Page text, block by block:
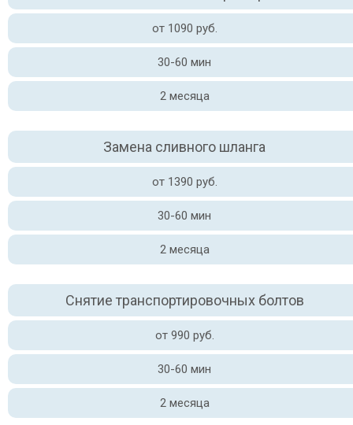
от 1090 руб.
30-60 мин
2 месяца
Замена сливного шланга
от 1390 руб.
30-60 мин
2 месяца
Снятие транспортировочных болтов
от 990 руб.
30-60 мин
2 месяца